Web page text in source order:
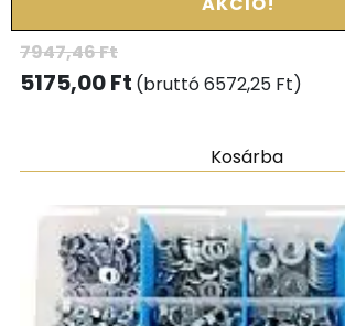
7947,46Ft
5175,00Ft (bruttó6572,25 Ft)
Kosárba